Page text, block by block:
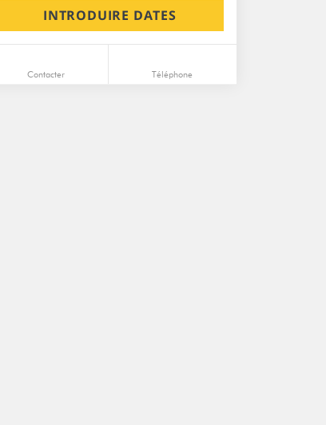
INTRODUIRE DATES
Contacter Téléphone